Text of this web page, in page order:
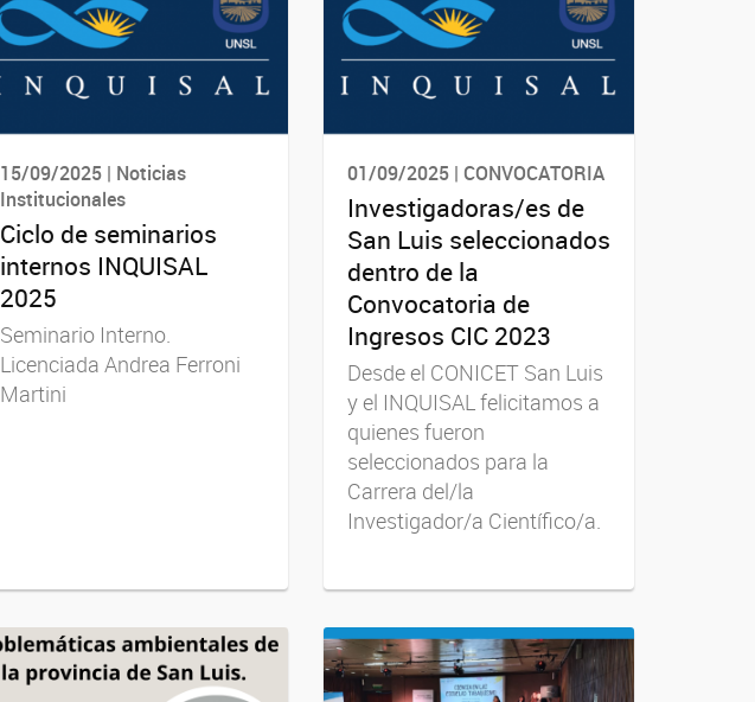
15/09/2025 | Noticias
Institucionales
Ciclo de seminarios
internos INQUISAL
2025
Seminario Interno.
Licenciada Andrea Ferroni
Martini
01/09/2025 | CONVOCATORIA
Investigadoras/es de
San Luis seleccionados
dentro de la
Convocatoria de
Ingresos CIC 2023
Desde el CONICET San Luis
y el INQUISAL felicitamos a
quienes fueron
seleccionados para la
Carrera del/la
Investigador/a Científico/a.